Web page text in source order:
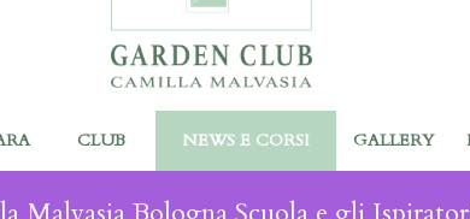
CLUB NEWS E CORSI GALLERY